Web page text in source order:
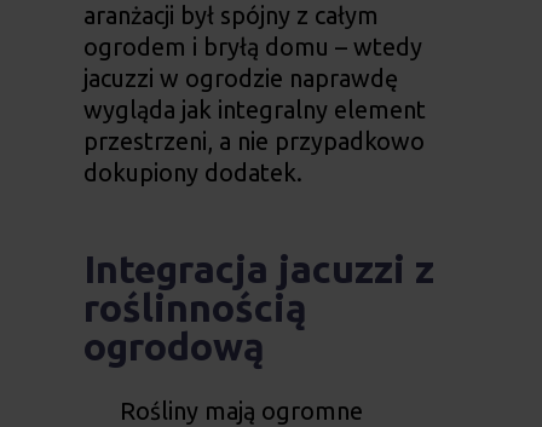
aranżacji był spójny z całym
ogrodem i bryłą domu – wtedy
jacuzzi w ogrodzie naprawdę
wygląda jak integralny element
przestrzeni, a nie przypadkowo
dokupiony dodatek.
Integracja jacuzzi z
roślinnością
ogrodową
Rośliny mają ogromne